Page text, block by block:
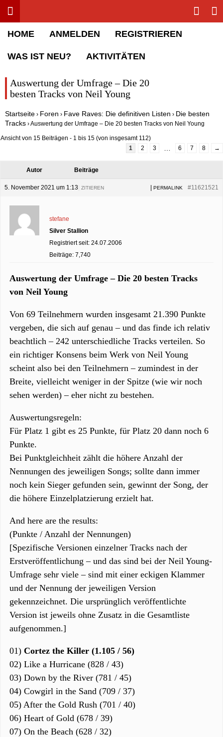
HOME ANMELDEN REGISTRIEREN
WAS IST NEU? AKTIVITÄTEN
Auswertung der Umfrage – Die 20
besten Tracks von Neil Young
Startseite › Foren › Fave Raves: Die definitiven Listen › Die besten
Tracks ›Auswertung der Umfrage – Die 20 besten Tracks von Neil Young
Ansicht von 15 Beiträgen - 1 bis 15 (von insgesamt 112)
1
2 3 6 7 8 →
Autor Beiträge
5. November 2021 um 1:13 #11621521
PERMALINK
ZITIEREN
stefane
Silver Stallion
Registriert seit: 24.07.2006
Beiträge: 7,740
Auswertung der Umfrage – Die 20 besten Tracks
von Neil Young
Von 69 Teilnehmern wurden insgesamt 21.390 Punkte
vergeben, die sich auf genau – und das finde ich relativ
beachtlich – 242 unterschiedliche Tracks verteilen. So
ein richtiger Konsens beim Werk von Neil Young
scheint also bei den Teilnehmern – zumindest in der
Breite, vielleicht weniger in der Spitze (wie wir noch
sehen werden) – eher nicht zu bestehen.
Auswertungsregeln:
Für Platz 1 gibt es 25 Punkte, für Platz 20 dann noch 6
Punkte.
Bei Punktgleichheit zählt die höhere Anzahl der
Nennungen des jeweiligen Songs; sollte dann immer
noch kein Sieger gefunden sein, gewinnt der Song, der
die höhere Einzelplatzierung erzielt hat.
And here are the results:
(Punkte / Anzahl der Nennungen)
[Spezifische Versionen einzelner Tracks nach der
Erstveröffentlichung – und das sind bei der Neil Young-
Umfrage sehr viele – sind mit einer eckigen Klammer
und der Nennung der jeweiligen Version
gekennzeichnet. Die ursprünglich veröffentlichte
Version ist jeweils ohne Zusatz in die Gesamtliste
aufgenommen.]
01) Cortez the Killer (1.105 / 56)
02) Like a Hurricane (828 / 43)
03) Down by the River (781 / 45)
04) Cowgirl in the Sand (709 / 37)
05) After the Gold Rush (701 / 40)
06) Heart of Gold (678 / 39)
07) On the Beach (628 / 32)